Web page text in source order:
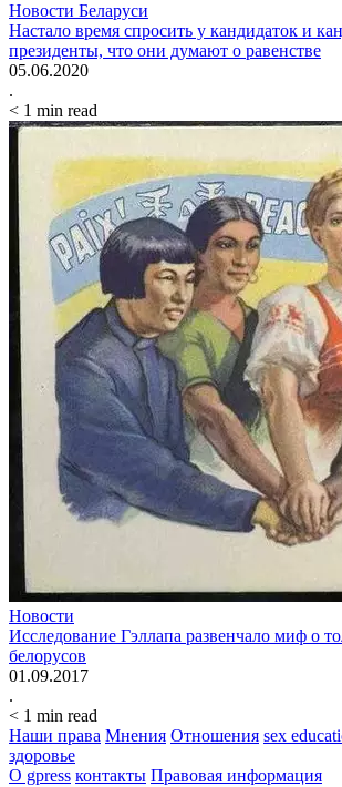
Новости Беларуси
Настало время спросить у кандидаток и
президенты, что они думают о равенстве
05.06.2020
.
< 1 min read
Новости
Исследование Гэллапа развенчало миф о
белорусов
01.09.2017
.
< 1 min read
Наши права Мнения Отношения sex
здоровье
О gpress контакты Правовая информация